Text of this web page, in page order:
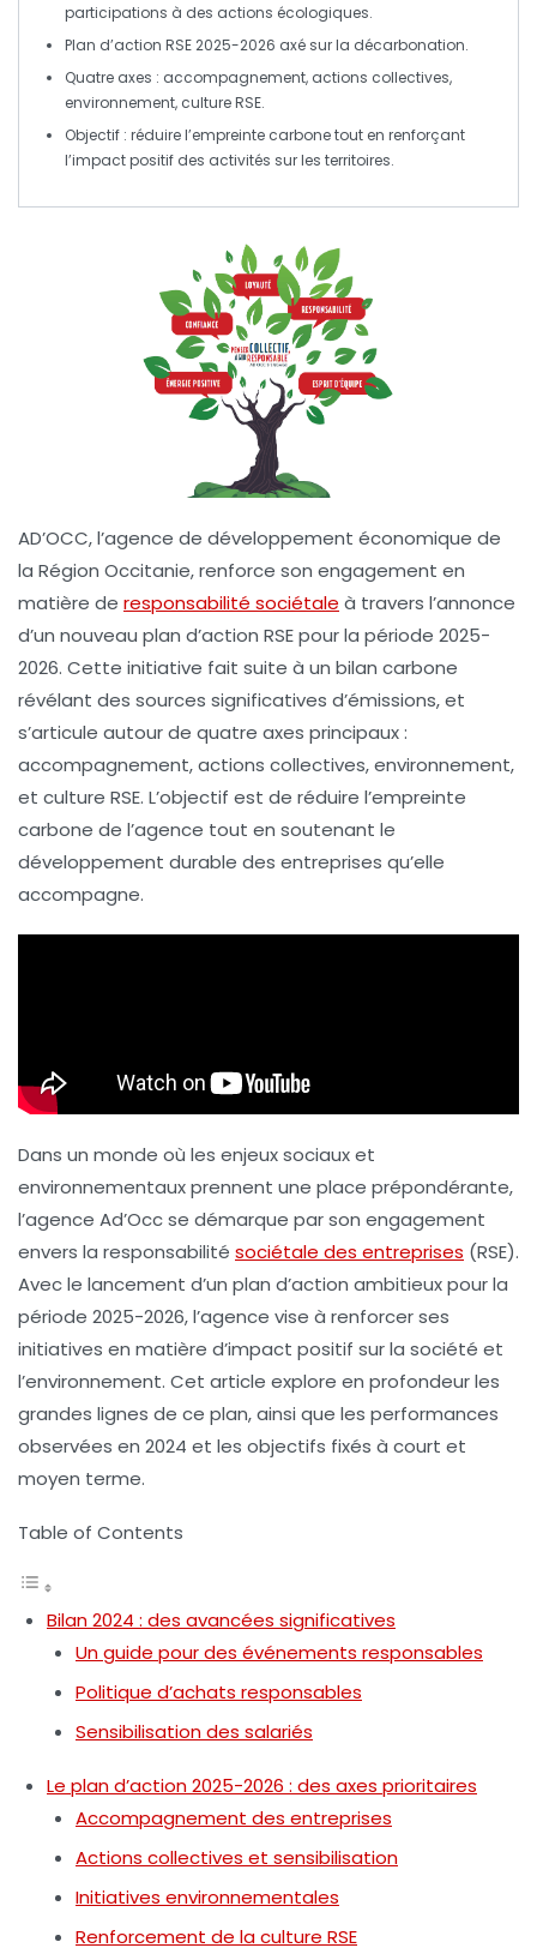
participations à des actions écologiques.
Plan d’action RSE 2025-2026 axé sur la décarbonation.
Quatre axes : accompagnement, actions collectives,
environnement, culture RSE.
Objectif : réduire l’empreinte carbonetout en renforçant
l’impact positif des activités sur les territoires.
AD’OCC, l’agence de développement économique de
la Région Occitanie, renforce son engagement en
matière de responsabilité sociétale à travers l’annonce
d’un nouveau plan d’action RSEpour la période 2025-
2026. Cette initiative fait suite à un bilan carbone
révélant des sources significatives d’émissions, et
s’articule autour de quatre axes principaux :
accompagnement,actions collectives,environnement,
et culture RSE. L’objectif est de réduire l’empreinte
carbone de l’agence tout en soutenant le
développement durable des entreprises qu’elle
accompagne.
Dans un monde où les enjeux sociaux et
environnementaux prennent une place prépondérante,
l’agence Ad’Occ se démarque par son engagement
envers la responsabilité sociétale des entreprises (RSE).
Avec le lancement d’un plan d’action ambitieux pour la
période 2025-2026, l’agence vise à renforcer ses
initiatives en matière d’impact positif sur la société et
l’environnement. Cet article explore en profondeur les
grandes lignes de ce plan, ainsi que les performances
observées en 2024 et les objectifs fixés à court et
moyen terme.
Table of Contents
Bilan 2024 : des avancées significatives
Un guide pour des événements responsables
Politique d’achats responsables
Sensibilisation des salariés
Le plan d’action 2025-2026 : des axes prioritaires
Accompagnement des entreprises
Actions collectives et sensibilisation
Initiatives environnementales
Renforcement de la culture RSE